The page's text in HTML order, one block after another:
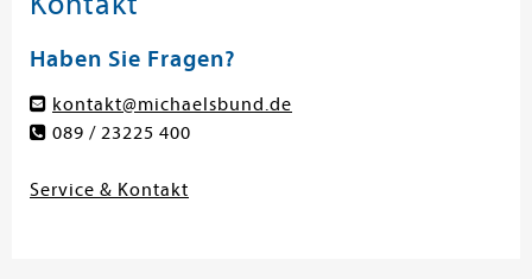
Haben Sie Fragen?
kontakt@michaelsbund.de
089 / 23225 400
Service & Kontakt